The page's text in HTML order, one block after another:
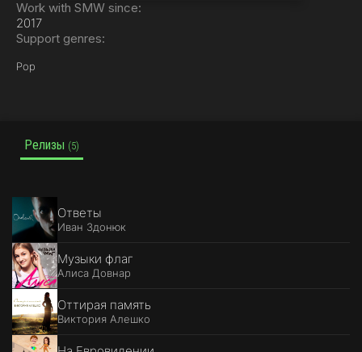
Work with SMW since:
2017
Support genres:
Pop
Релизы (5)
Ответы
Иван Здонюк
Музыки флаг
Алиса Довнар
Оттирая память
Виктория Алешко